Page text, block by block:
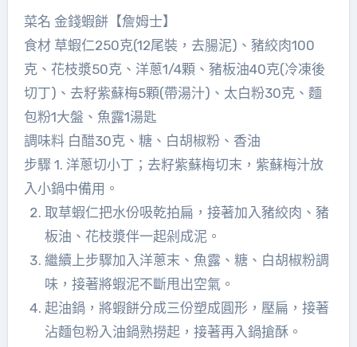
菜名 金錢蝦餅【詹姆士】
食材 草蝦仁250克(12尾裝，去腸泥)、豬絞肉100
克、花枝漿50克、洋蔥1/4顆、豬板油40克(冷凍後
切丁)、去籽紫蘇梅5顆(帶湯汁)、太白粉30克、麵
包粉1大盤、魚露1湯匙
調味料 白醋30克、糖、白胡椒粉、香油
步驟 1. 洋蔥切小丁；去籽紫蘇梅切末，紫蘇梅汁放
入小鍋中備用。
取草蝦仁把水份吸乾拍扁，接著加入豬絞肉、豬
板油、花枝漿伴一起剁成泥。
繼續上步驟加入洋蔥末、魚露、糖、白胡椒粉調
味，接著將蝦泥不斷甩出空氣。
起油鍋，將蝦餅分成三份塑成圓形，壓扁，接著
沾麵包粉入油鍋熟撈起，接著再入鍋搶酥。